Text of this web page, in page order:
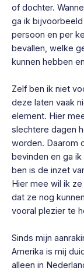
of dochter.
ga ik
persoon en per
bevallen, welke
kunnen hebben
Zelf ben ik niet
deze laten vaak
element. Hier
slechtere dagen
worden. Daarom
bevinden en ga ik
ben is de inzet
Hier mee wil ik
dat ze nog
vooral plezier te
Sinds mijn
Amerika is mij
alleen in